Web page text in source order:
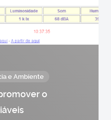
e Ambiente
o